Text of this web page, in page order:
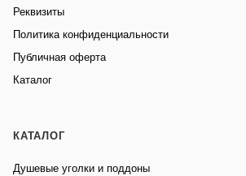
Реквизиты
Политика конфиденциальности
Публичная оферта
Каталог
КАТАЛОГ
Душевые уголки и поддоны